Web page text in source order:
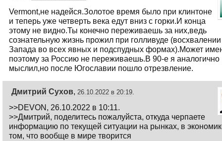
Vermont,не надейся.Золотое время было при клинтоне
и теперь уже четверть века едут вниз с горки.И конца
этому не видно.Ты конечно переживаешь за них,ведь
сознательную жизнь прожил при голливуде (восхвалении
Запада во всех явных и подспудных формах).Может
поэтому за Россию не переживаешь.В 90-е я аналогично
мыслил,но после Югославии пошло отрезвление.
Дмитрий Сухов, 26.10.2022 в 20:19.
>>DEVON, 26.10.2022 в 10:11.
>>Дмитрий, поделитесь пожалуйста, откуда черпаете
информацию по текущей ситуации на рынках, в
том, что вообще в мире творится